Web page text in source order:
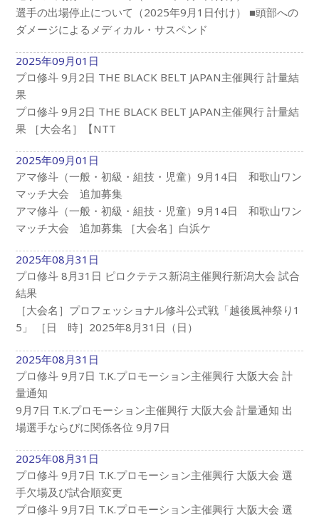
選手の出場停止について（2025年9月1日付け） ■頭部への
ダメージによるメディカル・サスペンド
2025年09月01日
プロ修斗 9月2日 THE BLACK BELT JAPAN主催興行 計量結
果
プロ修斗 9月2日 THE BLACK BELT JAPAN主催興行 計量結
果 ［大会名］【NTT
2025年09月01日
アマ修斗（一般・初級・組技・児童）9月14日 和歌山ワン
マッチ大会 追加募集
アマ修斗（一般・初級・組技・児童）9月14日 和歌山ワン
マッチ大会 追加募集 ［大会名］白浜ケ
2025年08月31日
プロ修斗 8月31日 ピロクテテス新潟主催興行新潟大会 試合
結果
［大会名］プロフェッショナル修斗公式戦「越後風神祭り1
5」 ［日 時］2025年8月31日（日）
2025年08月31日
プロ修斗 9月7日 T.K.プロモーション主催興行 大阪大会 計
量通知
9月7日 T.K.プロモーション主催興行 大阪大会 計量通知 出
場選手ならびに関係各位 9月7日
2025年08月31日
プロ修斗 9月7日 T.K.プロモーション主催興行 大阪大会 選
手欠場及び試合順変更
プロ修斗 9月7日 T.K.プロモーション主催興行 大阪大会 選